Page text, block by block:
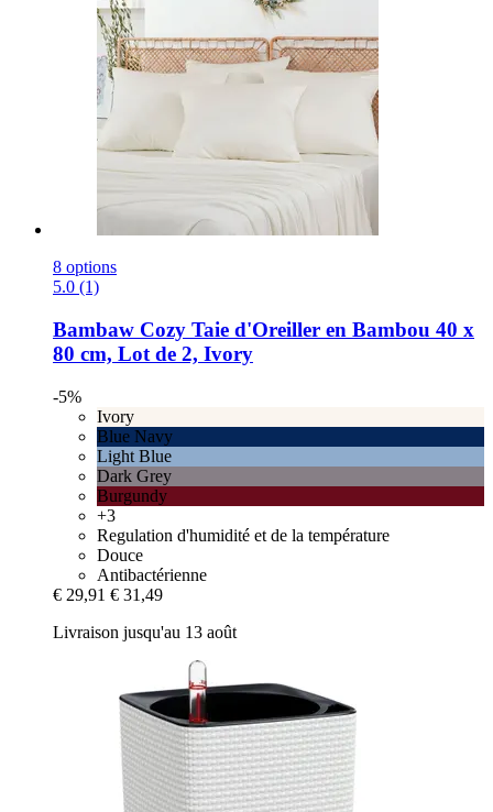
8 options
5.0 (1)
Bambaw Cozy Taie d'Oreiller en Bambou 40 x
80 cm, Lot de 2, Ivory
-5%
Ivory
Blue Navy
Light Blue
Dark Grey
Burgundy
+3
Regulation d'humidité et de la température
Douce
Antibactérienne
€ 29,91 € 31,49
Livraison jusqu'au 13 août